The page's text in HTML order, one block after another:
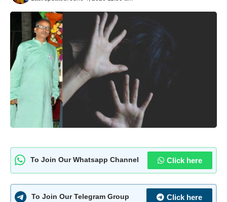
To Join Our Whatsapp Channel Click here
To Join Our Telegram Group Click here